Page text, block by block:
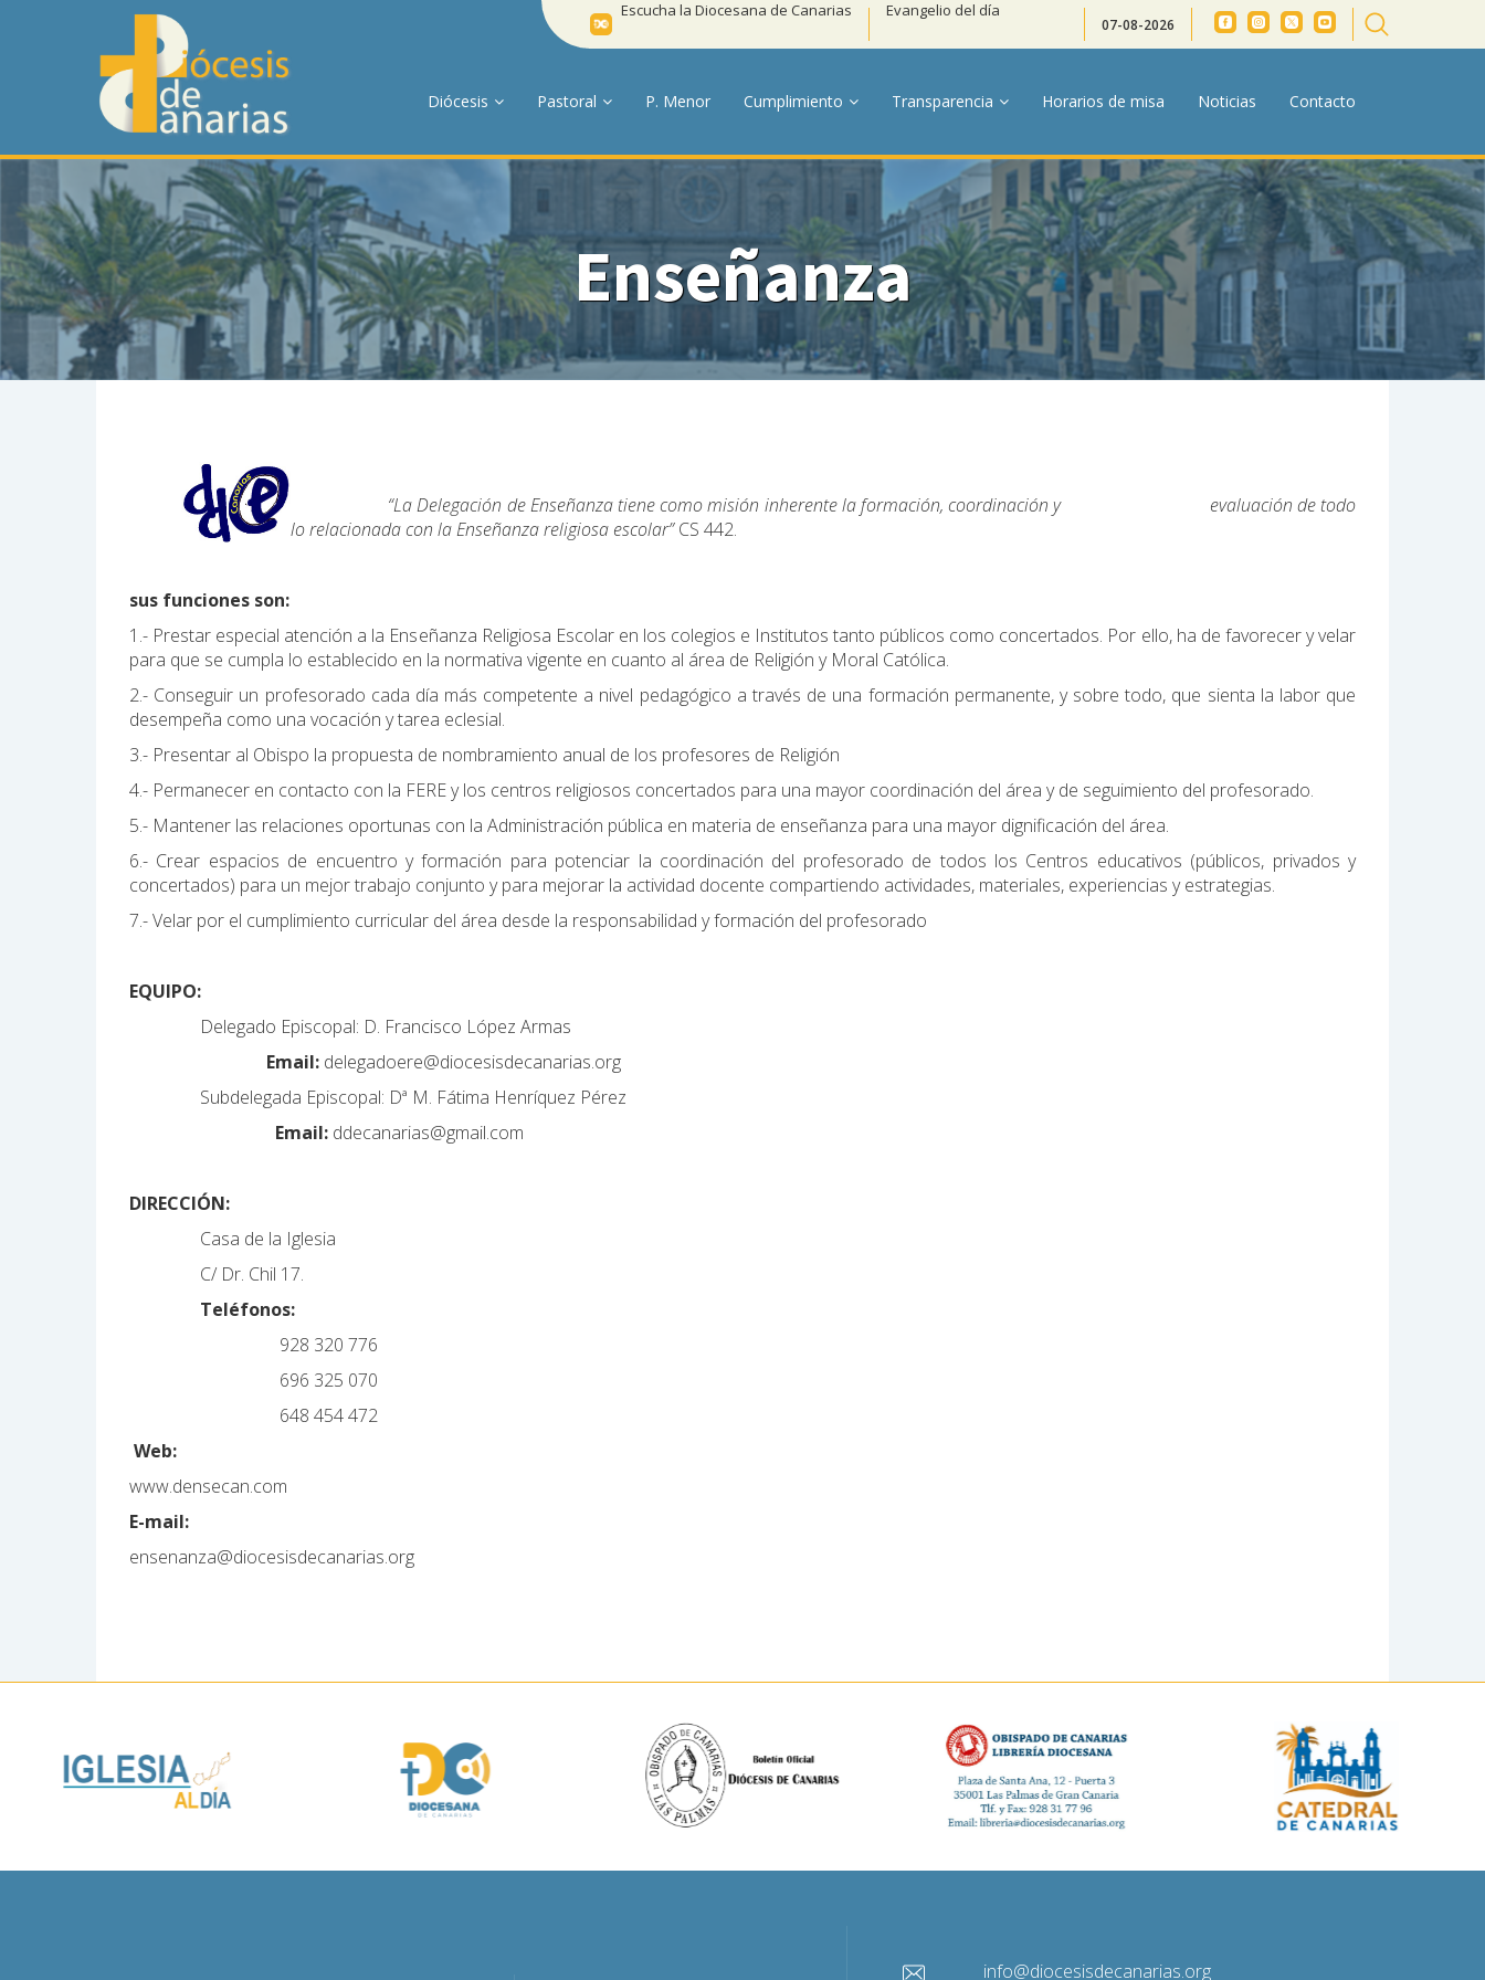
Escucha la Diocesana de Canarias Evangelio del día
07-08-2026
Diócesis Pastoral P. Menor Cumplimiento Transparencia Horarios de misa Noticias Contacto
Enseñanza
“La Delegación de Enseñanza tiene como misión inherente la formación, coordinación y evaluación de todo
lo relacionada con la Enseñanza religiosa escolar”CS 442.
sus funciones son:
1.- Prestar especial atención a la Enseñanza Religiosa Escolar en los colegios e Institutos tanto públicos como concertados. Por ello, ha de favorecer y velar
para que se cumpla lo establecido en la normativa vigente en cuanto al área de Religión y Moral Católica.
2.- Conseguir un profesorado cada día más competente a nivel pedagógico a través de una formación permanente, y sobre todo, que sienta la labor que
desempeña como una vocación y tarea eclesial.
3.- Presentar al Obispo la propuesta de nombramiento anual de los profesores de Religión
4.- Permanecer en contacto con la FERE y los centros religiosos concertados para una mayor coordinación del área y de seguimiento del profesorado.
5.- Mantener las relaciones oportunas con la Administración pública en materia de enseñanza para una mayor dignificación del área.
6.- Crear espacios de encuentro y formación para potenciar la coordinación del profesorado de todos los Centros educativos (públicos, privados y
concertados) para un mejor trabajo conjunto y para mejorar la actividad docente compartiendo actividades, materiales, experiencias y estrategias.
7.- Velar por el cumplimiento curricular del área desde la responsabilidad y formación del profesorado
EQUIPO:
Delegado Episcopal: D. Francisco López Armas
Email: delegadoere@diocesisdecanarias.org
Subdelegada Episcopal: Dª M. Fátima Henríquez Pérez
Email: ddecanarias@gmail.com
DIRECCIÓN:
Casa de la Iglesia
C/ Dr. Chil 17.
Teléfonos:
928 320 776
696 325 070
648 454 472
Web:
www.densecan.com
E-mail:
ensenanza@diocesisdecanarias.org
info@diocesisdecanarias.org
DELEGACIONES
DEPARTAMENTOS
MOVIMIENTOS Y ASOCIACIONES
PLAN DIOCESANO DE PASTORAL
JUBILEO 2025
PREPARACIÓN AL MATRIMONIO
CUMPLIMIENTO
TRANSPARENCIA
HORARIOS DE MISA
NOTICIAS
CONTACTO
BUSCAR EN LA WEB